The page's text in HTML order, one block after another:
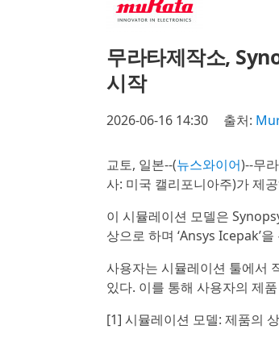
무라타제작소,
시작
2026-06-16 14:30 출처:
교토, 일본--(뉴스와이어)--무
사: 미국 캘리포니아주)가 제
이 시뮬레이션 모델은
상으로 하며 ‘Ansys Icepak’
사용자는 시뮬레이션 툴에서
있다. 이를 통해 사용자의 제
[1] 시뮬레이션 모델: 제품의